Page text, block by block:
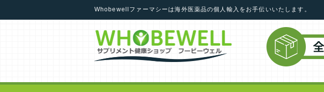
Whobewellファーマシーは海外医薬品の個人輸入をお手伝いいたします。